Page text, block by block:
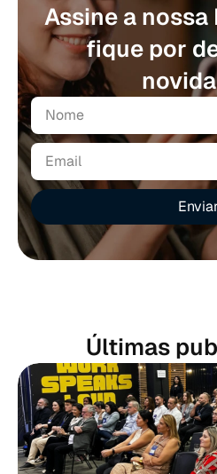
Assine a
fique por
Últimas